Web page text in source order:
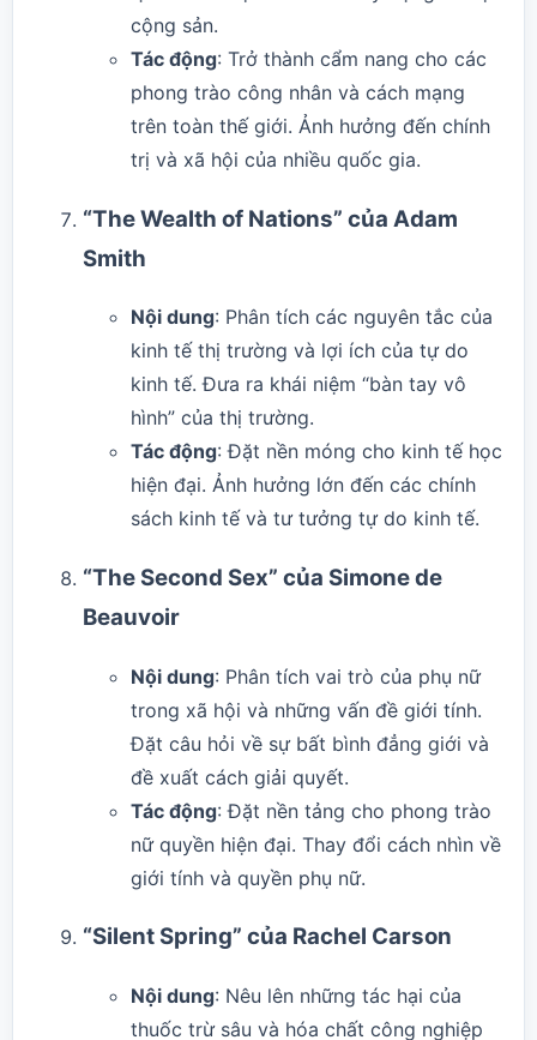
cộng sản.
Tác động: Trở thành cẩm nang cho các
phong trào công nhân và cách mạng
trên toàn thế giới. Ảnh hưởng đến chính
trị và xã hội của nhiều quốc gia.
“The Wealth of Nations” của Adam
Smith
Nội dung: Phân tích các nguyên tắc của
kinh tế thị trường và lợi ích của tự do
kinh tế. Đưa ra khái niệm “bàn tay vô
hình” của thị trường.
Tác động: Đặt nền móng cho kinh tế học
hiện đại. Ảnh hưởng lớn đến các chính
sách kinh tế và tư tưởng tự do kinh tế.
“The Second Sex” của Simone de
Beauvoir
Nội dung: Phân tích vai trò của phụ nữ
trong xã hội và những vấn đề giới tính.
Đặt câu hỏi về sự bất bình đẳng giới và
đề xuất cách giải quyết.
Tác động: Đặt nền tảng cho phong trào
nữ quyền hiện đại. Thay đổi cách nhìn về
giới tính và quyền phụ nữ.
“Silent Spring” của Rachel Carson
Nội dung: Nêu lên những tác hại của
thuốc trừ sâu và hóa chất công nghiệp